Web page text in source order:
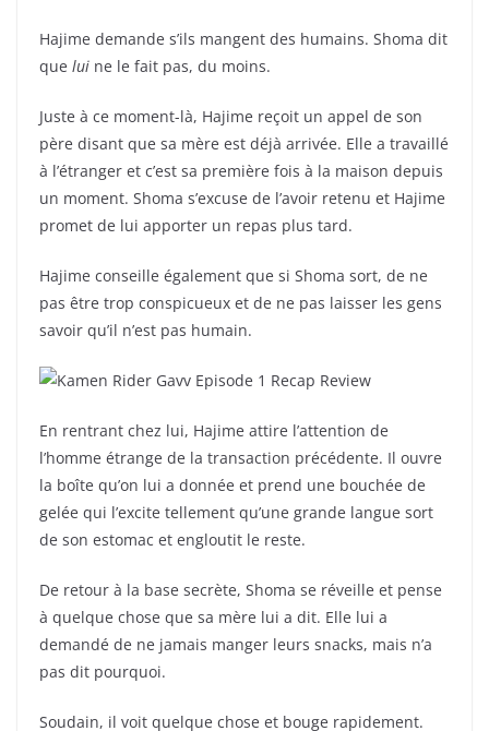
Hajime demande s’ils mangent des humains. Shoma dit
que lui ne le fait pas, du moins.
Juste à ce moment-là, Hajime reçoit un appel de son
père disant que sa mère est déjà arrivée. Elle a travaillé
à l’étranger et c’est sa première fois à la maison depuis
un moment. Shoma s’excuse de l’avoir retenu et Hajime
promet de lui apporter un repas plus tard.
Hajime conseille également que si Shoma sort, de ne
pas être trop conspicueux et de ne pas laisser les gens
savoir qu’il n’est pas humain.
En rentrant chez lui, Hajime attire l’attention de
l’homme étrange de la transaction précédente. Il ouvre
la boîte qu’on lui a donnée et prend une bouchée de
gelée qui l’excite tellement qu’une grande langue sort
de son estomac et engloutit le reste.
De retour à la base secrète, Shoma se réveille et pense
à quelque chose que sa mère lui a dit. Elle lui a
demandé de ne jamais manger leurs snacks, mais n’a
pas dit pourquoi.
Soudain, il voit quelque chose et bouge rapidement.